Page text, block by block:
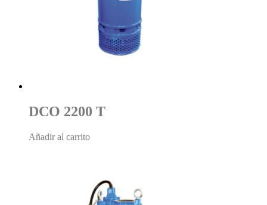
DCO 2200 T
Añadir al carrito